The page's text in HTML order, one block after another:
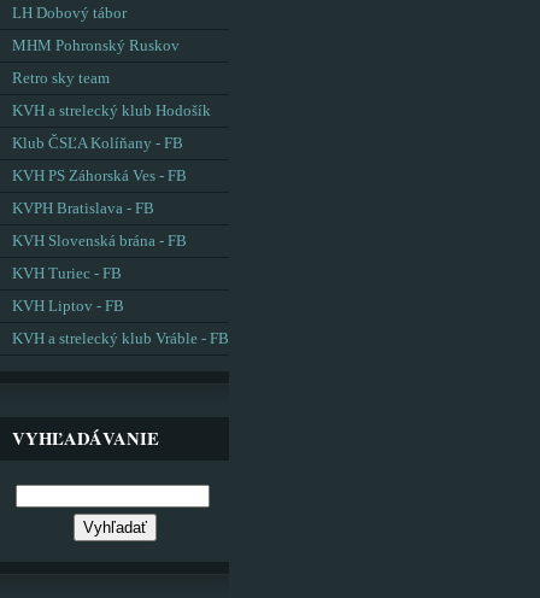
LH Dobový tábor
MHM Pohronský Ruskov
Retro sky team
KVH a strelecký klub Hodošík
Klub ČSĽA Kolíňany - FB
KVH PS Záhorská Ves - FB
KVPH Bratislava - FB
KVH Slovenská brána - FB
KVH Turiec - FB
KVH Liptov - FB
KVH a strelecký klub Vráble - FB
VYHĽADÁVANIE